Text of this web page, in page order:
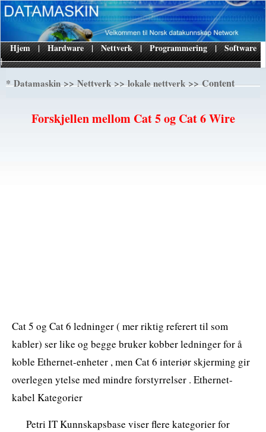
|
Hjem | Hardware | Nettverk | Programmering | Software
*Datamaskin>>Nettverk>>lokale nettverk>> Content
Forskjellen mellom Cat 5 og Cat 6 Wire
Cat 5 og Cat 6 ledninger ( mer riktig referert til som
kabler) ser like og begge bruker kobber ledninger for å
koble Ethernet-enheter , men Cat 6 interiør skjerming gir
overlegen ytelse med mindre forstyrrelser . Ethernet-
kabel Kategorier
Petri IT Kunnskapsbase viser flere kategorier for